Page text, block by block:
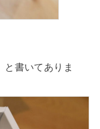
と書いてありま